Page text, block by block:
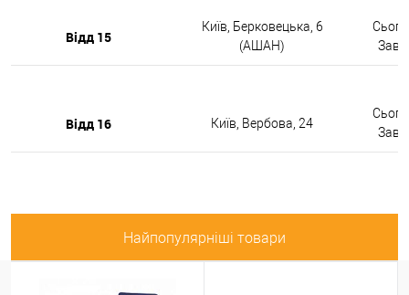
Відд 15
Київ, Берковецька, 6
(АШАН)
Відд 16 Київ, Вербова, 24
Найпопулярніші товари